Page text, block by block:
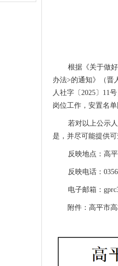
根据《关于做
办法>的通知》 （晋
人社字 〔 2025 〕 11 号
岗位工作 ， 安置名
若对以上公示
是，并尽可能提供
反映地点：高
反映电话：
电子邮箱：
附件：高平市